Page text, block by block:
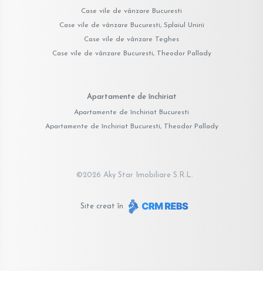
Case vile de vânzare Bucuresti
Case vile de vânzare Bucuresti, Splaiul Unirii
Case vile de vânzare Teghes
Case vile de vânzare Bucuresti, Theodor Pallady
Apartamente de închiriat
Apartamente de închiriat Bucuresti
Apartamente de închiriat Bucuresti, Theodor Pallady
©2026 Aky Star Imobiliare S.R.L.
Site creat în